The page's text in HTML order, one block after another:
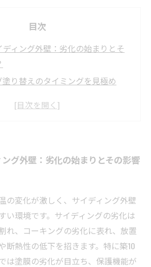
目次
ィング外壁：劣化の始まりとそ
り替えのタイミングを見極め
クリーニングの重要性と正しい方
のベストプラクティス
守る！松戸市でのサイディング
ンスの成功ストーリー
の外壁塗装業者とその選び方のポ
！松戸市のサイディング塗り替
グ完全ガイド
グ外壁：劣化の始まりとその影響
の変化が激しく、サイディング外壁
い環境です。サイディングの劣化は
れ、コーキングの劣化に表れ、放置
断熱性の低下を招きます。特に築10
は塗膜の劣化が目立ち、保護機能が